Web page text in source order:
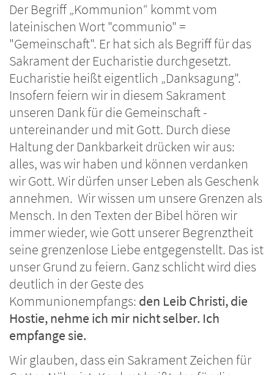
Der Begriff „Kommunion“ kommt vom
lateinischen Wort "communio" =
"Gemeinschaft". Er hat sich als Begriff für das
Sakrament der Eucharistie durchgesetzt.
Eucharistie heißt eigentlich „Danksagung".
Insofern feiern wir in diesem Sakrament
unseren Dank für die Gemeinschaft -
untereinander und mit Gott. Durch diese
Haltung der Dankbarkeit drücken wir aus:
alles, was wir haben und können verdanken
wir Gott. Wir dürfen unser Leben als Geschenk
annehmen. Wir wissen um unsere Grenzen als
Mensch. In den Texten der Bibel hören wir
immer wieder, wie Gott unserer Begrenztheit
seine grenzenlose Liebe entgegenstellt. Das ist
unser Grund zu feiern. Ganz schlicht wird dies
deutlich in der Geste des
Kommunionempfangs: den Leib Christi, die
Hostie, nehme ich mir nicht selber. Ich
empfange sie.
Wir glauben, dass ein Sakrament Zeichen für